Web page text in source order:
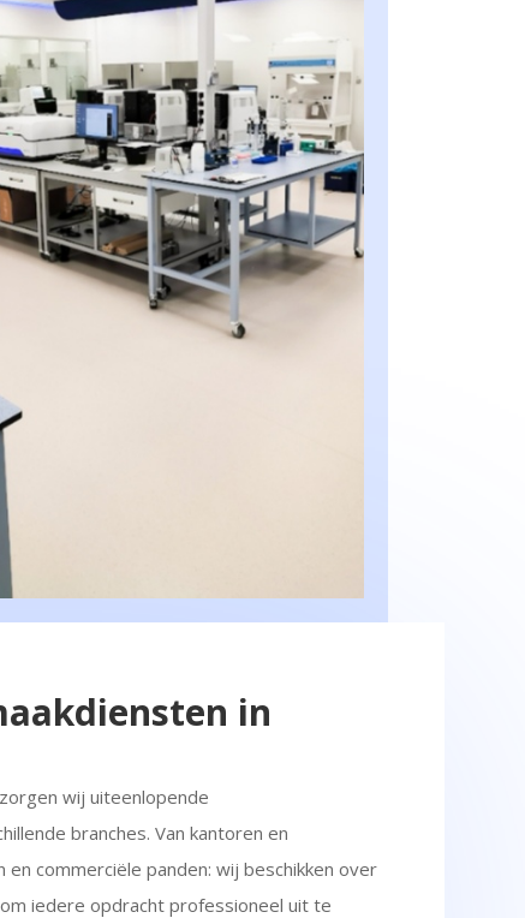
in
wij uiteenlopende
branches. Van kantoren en
commerciële panden: wij beschikken over
iedere opdracht professioneel uit te